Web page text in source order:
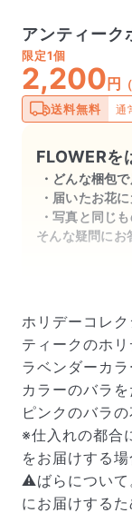
アンティーク
限定1個
2,200 円
送料無料 通
FLOWERを
どんな梱包
届いたお花
写真と同じ
そんな疑問にお
どんな梱包
出荷前に水揚げ
し、専用ボッ
きゅっとまとめ
中の衝撃による
ホリデーコレ
ティークのホ
ラベンダーカ
カラーのバラを
ピンクのバラ
※仕入れの都合
をお届けする場
⚠️ばらについて
にお届けする